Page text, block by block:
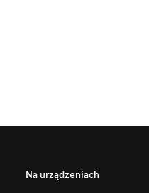
Na urządzeniach